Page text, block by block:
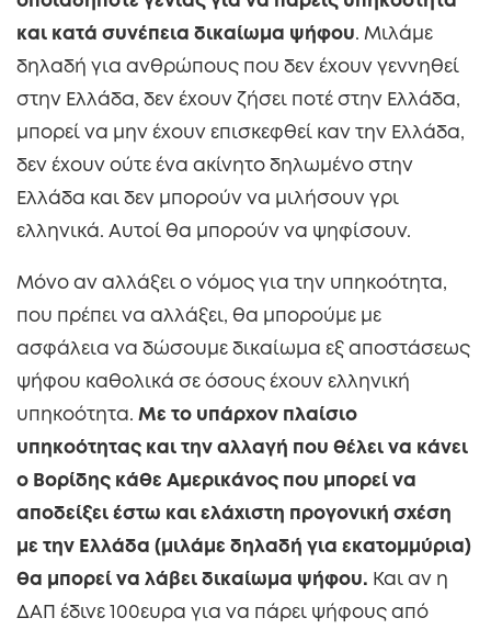
και κατά συνέπεια δικαίωμα ψήφου. Μιλάμε
δηλαδή για ανθρώπους που δεν έχουν γεννηθεί
στην Ελλάδα, δεν έχουν ζήσει ποτέ στην Ελλάδα,
μπορεί να μην έχουν επισκεφθεί καν την Ελλάδα,
δεν έχουν ούτε ένα ακίνητο δηλωμένο στην
Ελλάδα και δεν μπορούν να μιλήσουν γρι
ελληνικά. Αυτοί θα μπορούν να ψηφίσουν.
Μόνο αν αλλάξει ο νόμος για την υπηκοότητα,
που πρέπει να αλλάξει, θα μπορούμε με
ασφάλεια να δώσουμε δικαίωμα εξ αποστάσεως
ψήφου καθολικά σε όσους έχουν ελληνική
υπηκοότητα. Με το υπάρχον πλαίσιο
υπηκοότητας και την αλλαγή που θέλει να κάνει
ο Βορίδης κάθε Αμερικάνος που μπορεί να
αποδείξει έστω και ελάχιστη προγονική σχέση
με την Ελλάδα (μιλάμε δηλαδή για εκατομμύρια)
θα μπορεί να λάβει δικαίωμα ψήφου. Και αν η
ΔΑΠ έδινε 100ευρα για να πάρει ψήφους από